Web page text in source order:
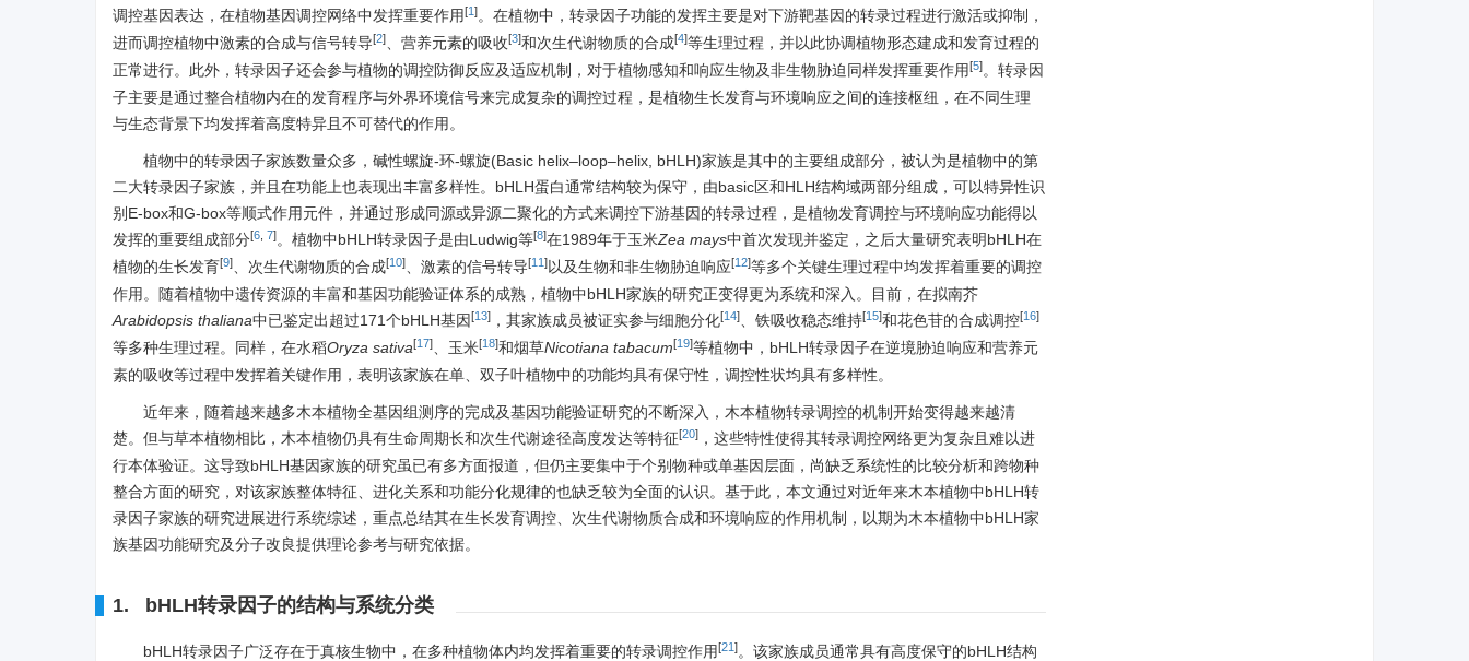
调控基因表达，在植物基因调控网络中发挥重要作用[1]。在植物中，转录因子功能的发挥主要是对下游靶基因的转录过程进行激活或抑制，
进而调控植物中激素的合成与信号转导[2] 、营养元素的吸收[3]和次生代谢物质的合成[4]等生理过程，并以此协调植物形态建成和发育过程的
正常进行。此外，转录因子还会参与植物的调控防御反应及适应机制，对于植物感知和响应生物及非生物胁迫同样发挥重要作用[5]。转录因
子主要是通过整合植物内在的发育程序与外界环境信号来完成复杂的调控过程，是植物生长发育与环境响应之间的连接枢纽，在不同生理
与生态背景下均发挥着高度特异且不可替代的作用。
植物中的转录因子家族数量众多，碱性螺旋-环-螺旋(Basic helix–loop–helix, bHLH)家族是其中的主要组成部分，被认为是植物中的第
二大转录因子家族，并且在功能上也表现出丰富多样性。bHLH蛋白通常结构较为保守，由basic区和HLH结构域两部分组成，可以特异性识
别E-box和G-box等顺式作用元件，并通过形成同源或异源二聚化的方式来调控下游基因的转录过程，是植物发育调控与环境响应功能得以
发挥的重要组成部分[6 7]。植物中bHLH转录因子是由Ludwig等[8]在1989年于玉米Zea mays中首次发现并鉴定，之后大量研究表明bHLH在
植物的生长发育[9] 、次生代谢物质的合成[10] 、激素的信号转导[11]以及生物和非生物胁迫响应[12]等多个关键生理过程中均发挥着重要的调控
作用。随着植物中遗传资源的丰富和基因功能验证体系的成熟，植物中bHLH家族的研究正变得更为系统和深入。目前，在拟南芥
Arabidopsis thaliana中已鉴定出超过171个bHLH基因[13] ，其家族成员被证实参与细胞分化[14] 、铁吸收稳态维持[15]和花色苷的合成调控[16]
等多种生理过程。同样，在水稻Oryza sativa[17] 、玉米[18]和烟草Nicotiana tabacum[19]等植物中，bHLH转录因子在逆境胁迫响应和营养元
素的吸收等过程中发挥着关键作用，表明该家族在单、双子叶植物中的功能均具有保守性，调控性状均具有多样性。
近年来，随着越来越多木本植物全基因组测序的完成及基因功能验证研究的不断深入，木本植物转录调控的机制开始变得越来越清
楚。但与草本植物相比，木本植物仍具有生命周期长和次生代谢途径高度发达等特征[20] ，这些特性使得其转录调控网络更为复杂且难以进
行本体验证。这导致bHLH基因家族的研究虽已有多方面报道，但仍主要集中于个别物种或单基因层面，尚缺乏系统性的比较分析和跨物种
整合方面的研究，对该家族整体特征、进化关系和功能分化规律的也缺乏较为全面的认识。基于此，本文通过对近年来木本植物中bHLH转
录因子家族的研究进展进行系统综述，重点总结其在生长发育调控、次生代谢物质合成和环境响应的作用机制，以期为木本植物中bHLH家
族基因功能研究及分子改良提供理论参考与研究依据。
1. bHLH转录因子的结构与系统分类
bHLH转录因子广泛存在于真核生物中，在多种植物体内均发挥着重要的转录调控作用[21]。该家族成员通常具有高度保守的bHLH结构